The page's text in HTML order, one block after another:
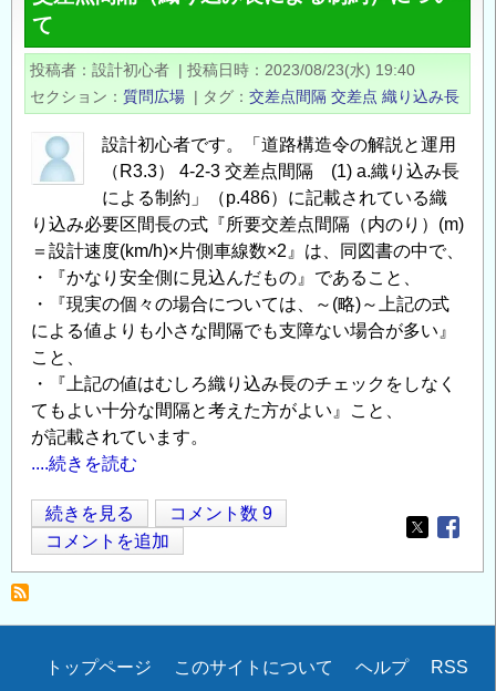
ずて
投稿者 設計初心者 | 投稿日時
2023/08/23(水) 19:40
セクション
質問広場 | タグ 交差点間隔 交差点 織り込み長
設計初心者です。「道路構造令の解説と運用
（R3.3） 4-2-3 交差点間隔 (1) a.織り込み長
による制約」（p.486）に記載されている織
り込み必要区間長の式『所要交差点間隔（内のり）(m)
＝設計速度(km/h)×片側車線数×2』は、同図書の中で、
・『かなり安全側に見込んだもの』であること、
・『現実の個々の場合については、～(略)～上記の式
による値よりも小さな間隔でも支障ない場合が多い』
こと、
・『上記の値はむしろ織り込み長のチェックをしなく
てもよい十分な間隔と考えた方がよい』こと、
が記載されています。
....続きを読む
交
差
点
隔
り
続きを見る
コメント数 9
コメントを追加
Opens in
Secondary
トップページ このサイトについて ヘルプ RSS